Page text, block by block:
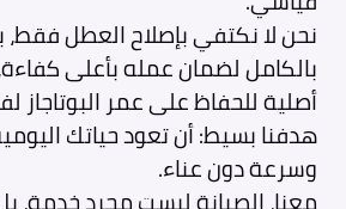
نحن لا نكتفي بإصلاح العطل
بالكامل لضمان عمله بأعلى
أصلية للحفاظ على عمر البوتاجاز
هدفنا بسيط: أن تعود حياتك
وسرعة دون عناء.